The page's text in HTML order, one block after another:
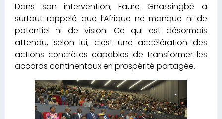
Dans son intervention, Faure Gnassingbé a
surtout rappelé que l’Afrique ne manque ni de
potentiel ni de vision. Ce qui est désormais
attendu, selon lui, c’est une accélération des
actions concrètes capables de transformer les
accords continentaux en prospérité partagée.